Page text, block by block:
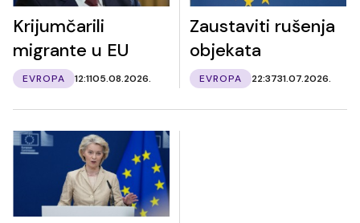
Krijumčarili
migrante u EU
EVROPA 12:1105.08.2026.
Zaustaviti rušenja
objekata
EVROPA 22:3731.07.2026.